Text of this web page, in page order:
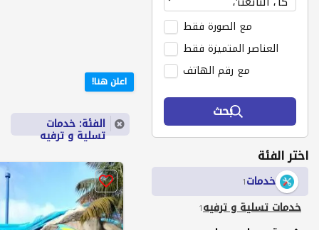
مع الصورة فقط
العناصر المتميزة فقط
مع رقم الهاتف
بحث
اختر الفئة
خدمات1
خدمات تسلية و ترفيه1
اعلن هنا!
الفئة: خدمات
تسلية و ترفيه